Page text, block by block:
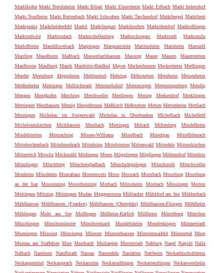
Marklkofen Markt Berolzheim Markt Bibart Markt Einersheim Markt Erlbach Markt Indersdorf
Markt Nordheim Markt Rettenbach Markt Schwaben Markt Taschendorf Marktbergel Marktbreit
Marktgraitz Marktheidenfeld Marktl Marktleugast Marktleuthen Marktoberdorf Marktoffingen
Marktredwitz
Marktrodach Marktschellenberg Marktschorgast Marktsteft
Marktzeuln
Marloffstein
Maroldsweisach Marpingen Marquartstein Martinsheim Marxheim
Marxzell
Marzling
Maselheim Maßbach Massenbachhausen Massing Mauer Mauern
Mauerstetten
Maulbronn Maulburg Mauth Maxhütte-Haidhof Mayen Meckenbeuren Meckesheim Medlingen
Meeder
Meersburg Megesheim Mehlmeisel Mehring Mehrstetten Meinheim
Meisenheim
Meißenheim
Meitingen Mellrichstadt Memmelsdorf Memmingen Memmingerberg
Mendig
Mengen
Mengkofen Merching Merchweiler Merdingen Mering Merkendorf
Merklingen
Mertingen Merzhausen Merzig Mespelbrunn Meßkirch Meßstetten Metten Mettenheim Mettlach
Metzingen
Michelau im Steigerwald Michelau in Oberfranken Michelbach
Michelfeld
Michelsneukirchen
Mickhausen Miesbach Mietingen Miltach Miltenberg
Mindelheim
Mindelstetten
Mintraching Missen-Wilhams Mistelbach Mistelgau
Mittelbiberach
Mitteleschenbach Mittelneufnach Mittelsinn Mittelstetten Mittenwald Mitterfels Mitterskirchen
Mitterteich Mitwitz Möckmühl Mödingen Moers Mögglingen Möglingen Möhrendorf Mömbris
Mömlingen
Mönchberg Mönchengladbach Mönchsdeggingen Mönchsroth
Mönchweiler
Monheim Mönsheim Montabaur Moorenweis Moos Moosach Moosbach Moosburg Moosburg
an der Isar
Moosinning Moosthenning Morbach Mörnsheim Mosbach Mössingen Motten
Möttingen Mötzing Mötzingen Mudau Muggensturm Mühlacker Mühldorf am Inn Mühlenbach
Mühlhausen Mühlhausen (Franken) Mühlhausen (Oberpfalz) Mühlhausen-Ehingen Mühlheim
Mühlingen
Muhr am See Mulfingen Mülheim-Kärlich Müllheim Münchberg
München
Münchingen
Münchsmünster Münchsteinach Mundelsheim Munderkingen
Münnerstadt
Munningen Münsing Münsingen Münster Münsterhausen Münstermaifeld Münstertal Murg
Murnau am Staffelsee Murr Murrhardt Mutlangen Mutterstadt Nabburg Nagel Nagold Naila
Nalbach
Namborn Nandlstadt Nassau Nassenfels Nastätten Nattheim
Neckarbischofsheim
Neckargemünd Neckargerach Neckarsulm Neckartailfingen Neckartenzlingen Neckarwestheim